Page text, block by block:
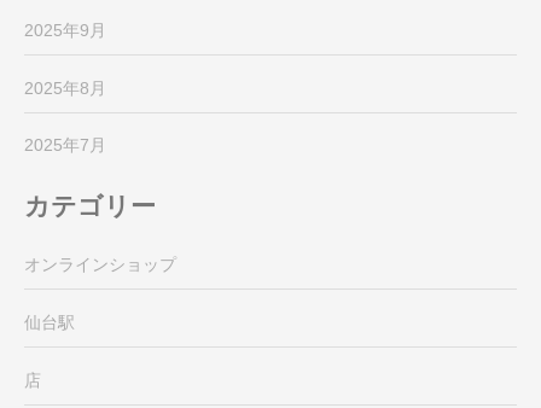
2025年9月
2025年8月
2025年7月
カテゴリー
オンラインショップ
仙台駅
店